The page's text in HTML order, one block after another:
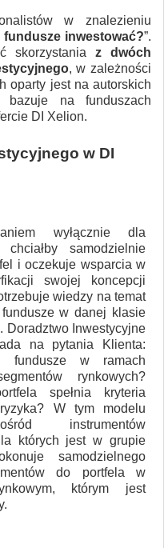
w znalezieniu
fundusze inwestować?”.
skorzystania z dwóch
, w zależności
oparty jest na autorskich
na funduszach
DI Xelion.
w DI
wyłącznie dla
samodzielnie
i oczekuje wsparcia w
swojej koncepcji
wiedzy na temat
w danej klasie
Doradztwo Inwestycyjne
na pytania Klienta:
fundusze w ramach
rynkowych?
spełnia kryteria
W tym modelu
instrumentów
których jest w grupie
samodzielnego
do portfela w
którym jest